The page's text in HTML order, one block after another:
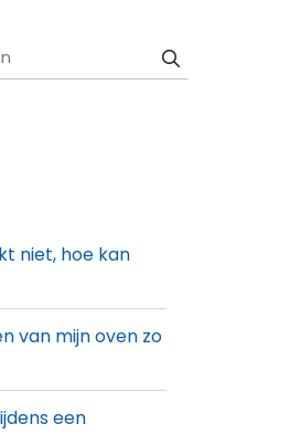
niet, hoe kan
van mijn oven zo
een